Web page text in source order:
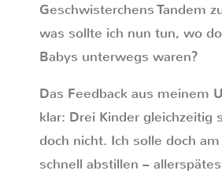
Geschwisterchens Tandem
was sollte ich nun tun, wo
Babys unterwegs waren?
Das Feedback aus meinem
klar: Drei Kinder gleichzeitig
doch nicht. Ich solle doch
schnell abstillen –